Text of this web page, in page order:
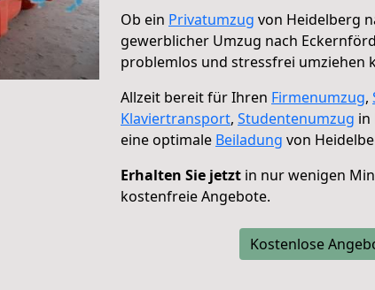
Ob ein Privatumzug von Heidelberg
gewerblicher Umzug nach
problemlos und stressfrei umziehen
Allzeit bereit für Ihren Firmenumzug,
Klaviertransport, Studentenumzug in
eine optimale Beiladung von
Erhalten Sie jetzt in nur wenigen
kostenfreie Angebote.
Kostenlose